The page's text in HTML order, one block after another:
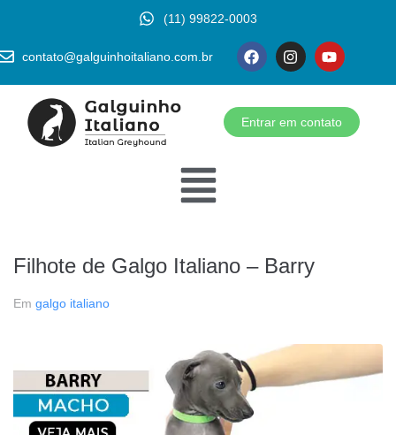
(11) 99822-0003
contato@galguinhoitaliano.com.br
Entrar em contato
Filhote de Galgo Italiano – Barry
Em galgo italiano